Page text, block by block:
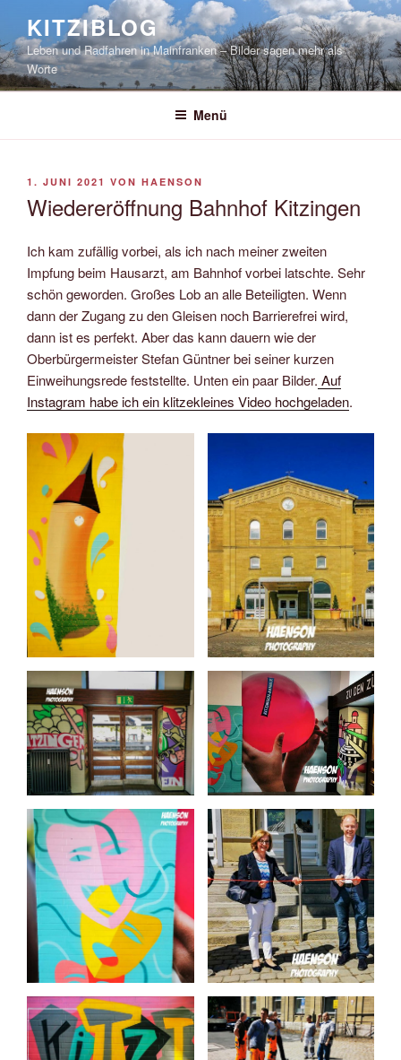
springen
KITZIBLOG
Leben und Radfahren in Mainfranken – Bilder sagen mehr als
Worte
Menü
VERÖFFENTLICHT
1. JUNI 2021 VON HAENSON
Wiedereröffnung Bahnhof Kitzingen
Ich kam zufällig vorbei, als ich nach meiner zweiten
Impfung beim Hausarzt, am Bahnhof vorbei latschte. Sehr
schön geworden. Großes Lob an alle Beteiligten. Wenn
dann der Zugang zu den Gleisen noch Barrierefrei wird,
dann ist es perfekt. Aber das kann dauern wie der
Oberbürgermeister Stefan Güntner bei seiner kurzen
Einweihungsrede feststellte. Unten ein paar Bilder. Auf
Instagram habe ich ein klitzekleines Video hochgeladen.